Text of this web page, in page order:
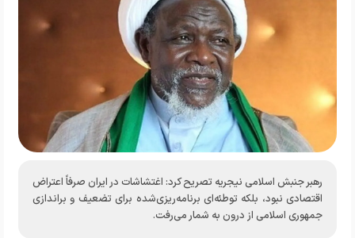
رهبر جنبش اسلامی نیجریه تصریح کرد: اغتشاشات در ایران صرفاً اعتراض
اقتصادی نبود، بلکه توطئه‌ای برنامه‌ریزی‌شده برای تضعیف و براندازی
جمهوری اسلامی از درون به شمار می‌رفت.